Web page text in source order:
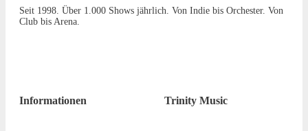
Seit 1998. Über 1.000 Shows jährlich. Von Indie bis Orchester. Von
Club bis Arena.
Informationen Trinity Music